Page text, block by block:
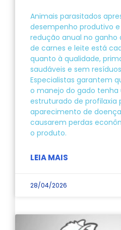
Animais parasitados
desempenho produtivo
redução anual no ganho
de carnes e leite está
quanto à qualidade,
saudáveis e sem
Especialistas garantem
o manejo do gado
estruturado de profilaxia
aparecimento de
causarem perdas
o produto.
LEIA MAIS
28/04/2026